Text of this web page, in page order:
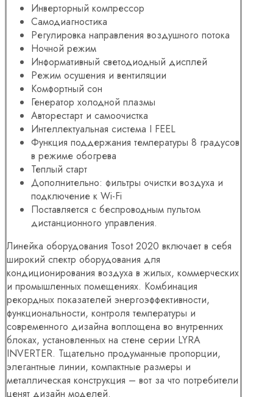
Инверторный компрессор
Самодиагностика
Регулировка направления воздушного потока
Ночной режим
Информативный светодиодный дисплей
Режим осушения и вентиляции
Комфортный сон
Генератор холодной плазмы
Авторестарт и самоочистка
Интеллектуальная система I FEEL
Функция поддержания температуры 8 градусов
в режиме обогрева
Теплый старт
Дополнительно: фильтры очистки воздуха и
подключение к Wi-Fi
Поставляется с беспроводным пультом
дистанционного управления.
Линейка оборудования Tosot 2020 включает в себя
широкий спектр оборудования для
кондиционирования воздуха в жилых, коммерческих
и промышленных помещениях. Комбинация
рекордных показателей энергоэффективности,
функциональности, контроля температуры и
современного дизайна воплощена во внутренних
блоках, установленных на стене серии LYRA
INVERTER. Тщательно продуманные пропорции,
элегантные линии, компактные размеры и
металлическая конструкция – вот за что потребители
ценят дизайн моделей.